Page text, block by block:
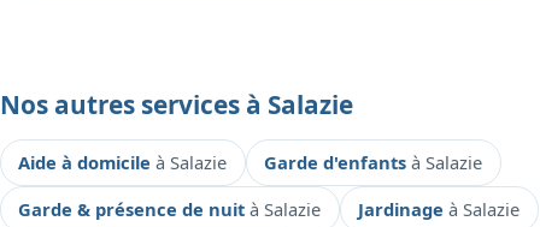
Nos autres services à Salazie
Aide à domicileà Salazie Garde d'enfantsà Salazie
Garde & présence de nuità Salazie Jardinageà Salazie